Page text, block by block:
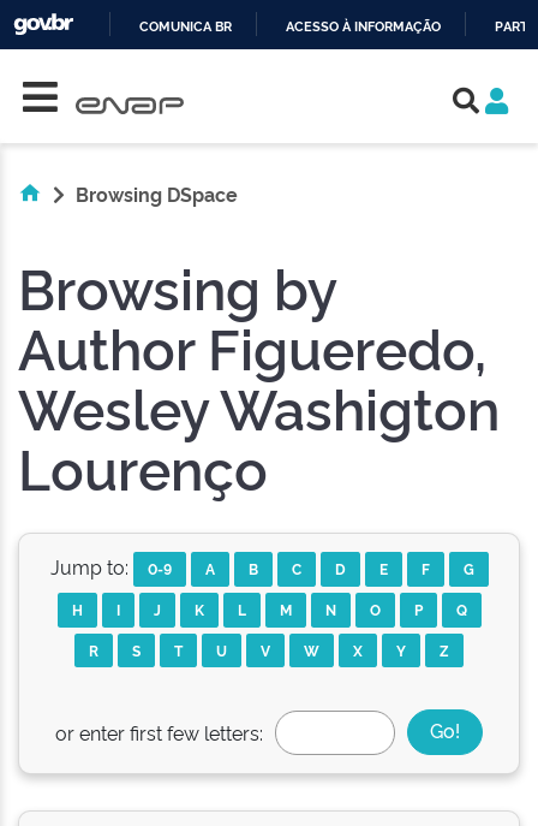
COMUNICA BR ACESSO À INFORMAÇÃO
Browsing DSpace
Browsing by
Author Figueredo,
Wesley Washigton
Lourenço
Jump to: 0-9 A B C D E F
G
H
I J K L M N O P
Q
R
S T U V W X Y Z
or enter first few letters: